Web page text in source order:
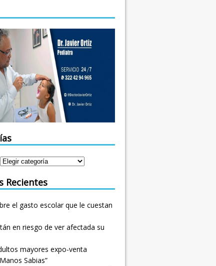
Recientes
el gasto escolar que le cuestan
en riesgo de ver afectada su
mayores expo-venta
Sabias”